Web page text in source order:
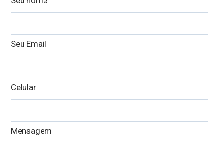
this
blank
Seu Email
Celular
Mensagem